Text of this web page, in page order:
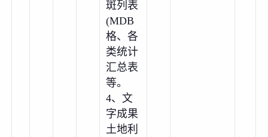
斑列表
(MDB
格、各
类统计
汇总表
等。
4、文
字成果
土地利